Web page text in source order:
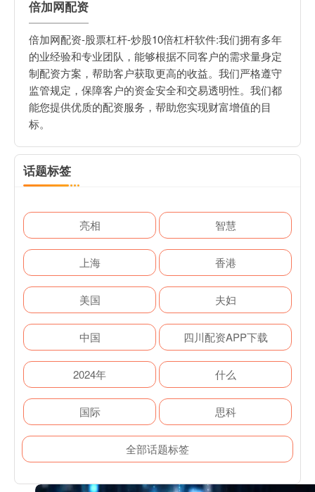
倍加网配资
倍加网配资-股票杠杆-炒股10倍杠杆软件:我们拥有多年
的业经验和专业团队，能够根据不同客户的需求量身定
制配资方案，帮助客户获取更高的收益。我们严格遵守
监管规定，保障客户的资金安全和交易透明性。我们都
能您提供优质的配资服务，帮助您实现财富增值的目
标。
话题标签
亮相 智慧
上海 香港
美国 夫妇
中国 四川配资APP下载
2024年 什么
国际 思科
全部话题标签